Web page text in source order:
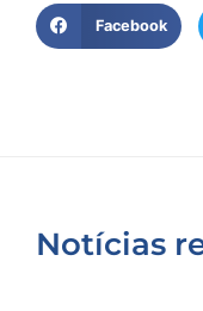
Facebook
Notícias